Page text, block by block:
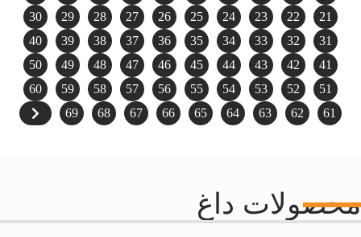
21
22
23
24
25
26
27
28
29
30
31
32
33
34
35
36
37
38
39
40
41
42
43
44
45
46
47
48
49
50
51
52
53
54
55
56
57
58
59
60
61
62
63
64
65
66
67
68
69
محصولات داغ